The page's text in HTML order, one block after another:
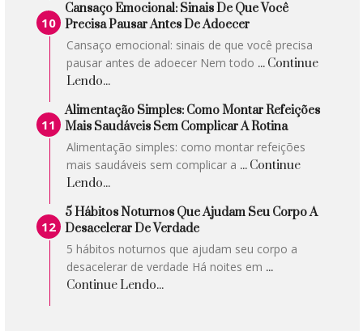
Cansaço Emocional: Sinais De Que Você
Precisa Pausar Antes De Adoecer
Cansaço emocional: sinais de que você precisa
pausar antes de adoecer Nem todo ... Continue
Lendo...
Alimentação Simples: Como Montar Refeições
Mais Saudáveis Sem Complicar A Rotina
Alimentação simples: como montar refeições
mais saudáveis sem complicar a ... Continue
Lendo...
5 Hábitos Noturnos Que Ajudam Seu Corpo A
Desacelerar De Verdade
5 hábitos noturnos que ajudam seu corpo a
desacelerar de verdade Há noites em ...
Continue Lendo...